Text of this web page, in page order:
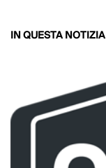
IN QUESTA NOTIZIA